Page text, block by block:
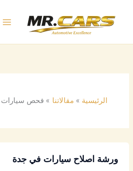
المحتوى
الرئيسية مقالاتنا فحص
ورشة اصلاح سيارات في جدة